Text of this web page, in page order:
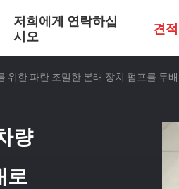
저희에게 연락하십
시오
견
위한 파란 조밀한 본래 장치 펌프를 두
량
로